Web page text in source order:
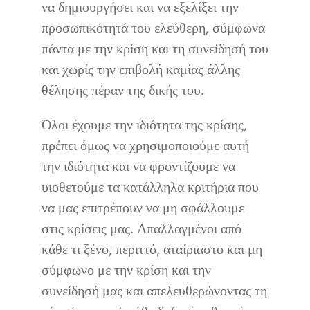
να δημιουργήσει και να εξελίξει την
προσωπικότητά του ελεύθερη, σύμφωνα
πάντα με την κρίση και τη συνείδησή του
και χωρίς την επιβολή καμίας άλλης
θέλησης πέραν της δικής του.
Όλοι έχουμε την ιδιότητα της κρίσης,
πρέπει όμως να χρησιμοποιούμε αυτή
την ιδιότητα και να φροντίζουμε να
υιοθετούμε τα κατάλληλα κριτήρια που
να μας επιτρέπουν να μη σφάλλουμε
στις κρίσεις μας. Απαλλαγμένοι από
κάθε τι ξένο, περιττό, αταίριαστο και μη
σύμφωνο με την κρίση και την
συνείδησή μας και απελευθερώνοντας τη